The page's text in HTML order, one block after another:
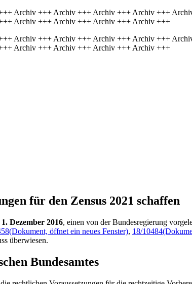
Archiv +++ Archiv +++ Archiv +++ Archiv +++
Archiv +++ Archiv +++ Archiv +++ Archiv +++
Archiv +++ Archiv +++ Archiv +++ Archiv +++
Archiv +++ Archiv +++ Archiv +++ Archiv +++
für den Zensus 2021 schaffen
Dezember 2016, einen von der Bundesregierung
(Dokument, öffnet ein neues Fenster), 18/10484
überwiesen.
Bundesamtes